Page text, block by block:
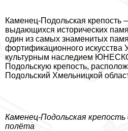
Каменец-Подольская крепость
выдающихся исторических
один из самых знаменитых
фортификационного искусства
культурным наследием
Подольскую крепость,
Подольский Хмельницкой
Каменец-Подольская
полёта